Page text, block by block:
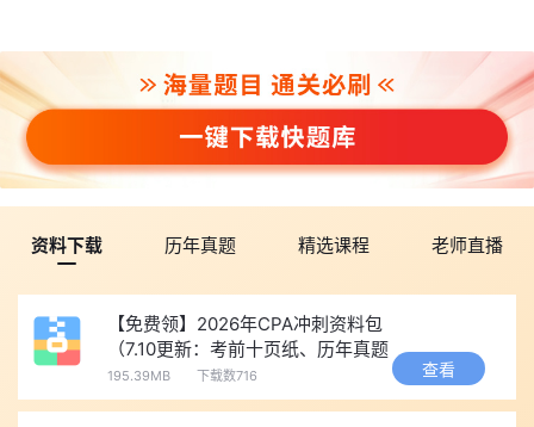
除旧内容。
本次思维导图全部按照新版教材更新，剔除失效知识点，新增
内容单独成块，完全适配2026年考情，不会出现学旧内容、背旧考
点的情况。
审计主观题占比高，非常依赖框架记忆。
思维导图结构简洁、层级清晰，适合考前快速复盘、记忆答题
三、2026注会审计思维导图核心资料优势
1. 全书全覆盖，无遗漏
覆盖审计24章全部内容，从基础概念、审计流程、四大循环、
资料下载 历年真题 精选课程 老师直播
【免费领】2026年CPA冲刺资料包
（7.10更新：考前十页纸、历年真题
等）
195.39MB 下载数716 查看